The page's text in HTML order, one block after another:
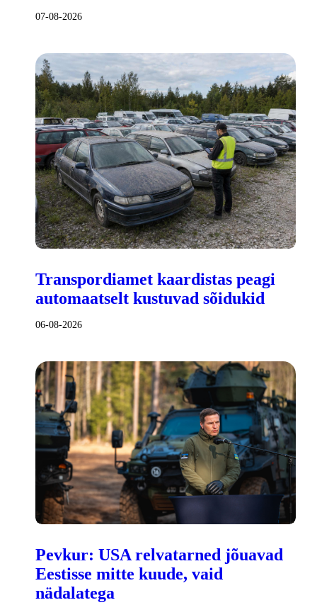
07-08-2026
Transpordiamet kaardistas peagi
automaatselt kustuvad sõidukid
06-08-2026
Pevkur: USA relvatarned jõuavad
Eestisse mitte kuude, vaid
nädalatega